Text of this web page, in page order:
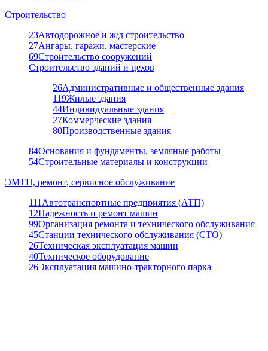
Строительство
23Автодорожное и ж/д строительство
27Ангары, гаражи, мастерские
69Строительство сооружений
Строительство зданий и цехов
26Административные и общественные здания
119Жилые здания
44Индивидуальные здания
27Коммерческие здания
80Производственные здания
84Основания и фундаменты, земляные работы
54Строительные материалы и конструкции
ЭМТП, ремонт, сервисное обслуживание
111 Автотранспортные предприятия (АТП)
12Надежность и ремонт машин
99Организация ремонта и технического обслуживания
45Станции технического обслуживания (СТО)
26Техническая эксплуатация машин
40Техническое оборудование
26Эксплуатация машино-тракторного парка